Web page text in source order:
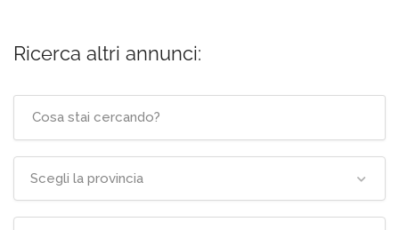
Ricerca altri annunci:
Scegli la provincia